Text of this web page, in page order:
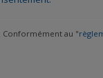
Conformément au "